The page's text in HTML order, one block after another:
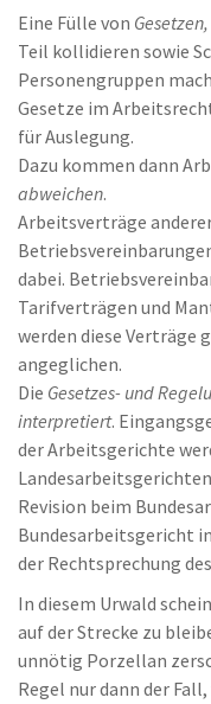
Eine Fülle von
Teil kollidieren sowie
Personengruppen
Gesetze im
für Auslegung.
Dazu kommen dann
abweichen.
Arbeitsverträge
dabei.
Tarifverträgen und
werden diese Verträge
angeglichen.
Die Gesetzes- und
interpretiert.
der Arbeitsgerichte
Revision beim
Bundesarbeitsgericht
der Rechtsprechung des
In diesem Urwald
auf der Strecke zu
unnötig Porzellan
Regel nur dann der